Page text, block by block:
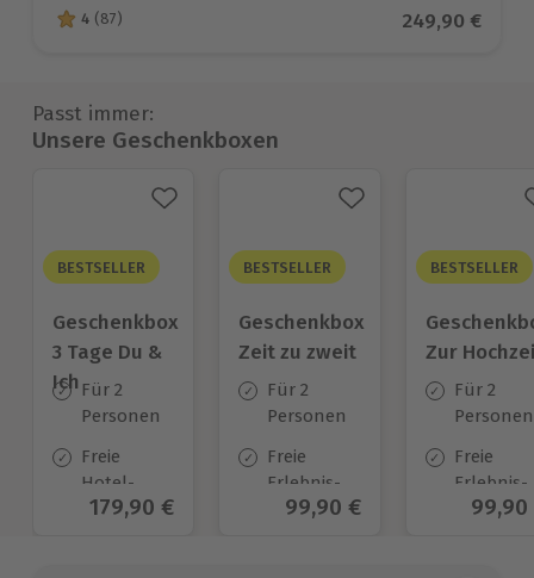
4 von 5 Sternen basierend auf 87 Bewertungen
4 (87) Aktueller
249,90 €
Passt immer:
Unsere Geschenkboxen
BESTSELLER
Geschenkbox
3 Tage Du &
Ich Für 2
Personen
Freie
Hotel-
Auswahl
Aktueller Preis
179,90 €
BESTSELLER
Geschenkbox
Zeit zu zweit
Für 2
Personen
Freie
Erlebnis-
Auswahl
Aktueller Preis
99,90 €
BESTSELLER
Zur
Für 2
Personen
Freie
Erlebnis-
Auswahl
99,90